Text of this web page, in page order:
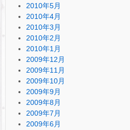
2010年5月
2010年4月
2010年3月
2010年2月
2010年1月
2009年12月
2009年11月
2009年10月
2009年9月
2009年8月
2009年7月
2009年6月